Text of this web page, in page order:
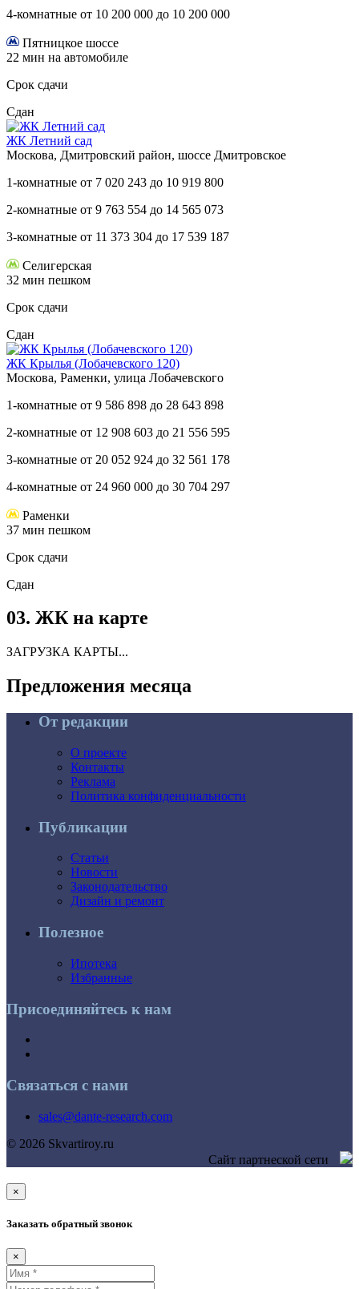
4-комнатные от 10 200 000 до 10 200 000
Пятницкое шоссе
22 мин на автомобиле
Срок сдачи
Сдан
ЖК Летний сад
Москова, Дмитровский район, шоссе Дмитровское
1-комнатные от 7 020 243 до 10 919 800
2-комнатные от 9 763 554 до 14 565 073
3-комнатные от 11 373 304 до 17 539 187
Селигерская
32 мин пешком
Срок сдачи
Сдан
ЖК Крылья (Лобачевского 120)
Москова, Раменки, улица Лобачевского
1-комнатные от 9 586 898 до 28 643 898
2-комнатные от 12 908 603 до 21 556 595
3-комнатные от 20 052 924 до 32 561 178
4-комнатные от 24 960 000 до 30 704 297
Раменки
37 мин пешком
Срок сдачи
Сдан
03. ЖК на карте
ЗАГРУЗКА КАРТЫ...
Предложения месяца
От редакции
О проекте
Контакты
Реклама
Политика конфиденциальности
Публикации
Статьи
Новости
Законодательство
Дизайн и ремонт
Полезное
Ипотека
Избранные
Присоединяйтесь к нам
Связаться с нами
sales@dante-research.com
© 2026 Skvartiroy.ru
Сайт партнеской сети
×
Заказать обратный звонок
×